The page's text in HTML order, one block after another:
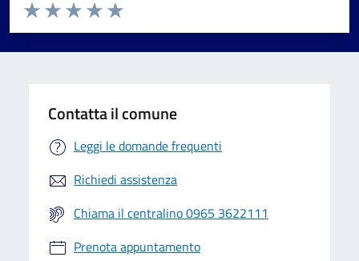
Valuta da 1 a 5 stelle la pagina
Valuta 5 stelle su 5
Valuta 4 stelle su 5
Valuta 3 stelle su 5
Valuta 2 stelle su 5
Valuta 1 stelle su 5
Contatta il comune
Leggi le domande frequenti
Richiedi assistenza
Chiama il centralino 0965 3622111
Prenota appuntamento